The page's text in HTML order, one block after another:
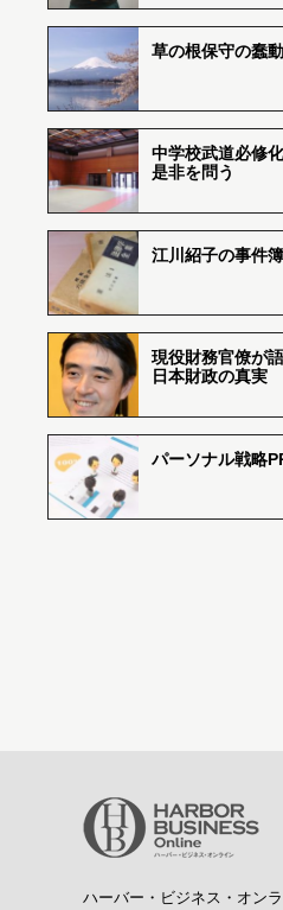
草の根保守の蠢動
中学校武道必修
是非を問う
江川紹子の事件簿
現役財務官僚が
日本財政の真実
パーソナル戦略
ハーバー・ビジネス・オン